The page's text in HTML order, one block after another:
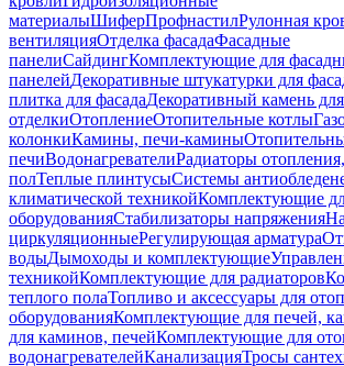
материалыШиферПрофнастилРулонная
вентиляцияОтделка фасадаФасадные
панелиСайдингКомплектующие для
панелейДекоративные штукатурки для
плитка для фасадаДекоративный камень
отделкиОтоплениеОтопительные котлы
колонкиКамины, печи-камины
печиВодонагревателиРадиаторы
полТеплые плинтусыСистемы
климатической техникойКомплектующие
оборудованияСтабилизаторы напряжения
циркуляционныеРегулирующая арматура
водыДымоходы и комплектующие
техникойКомплектующие для радиаторов
теплого полаТопливо и аксессуары для
оборудованияКомплектующие для печей,
для каминов, печейКомплектующие для
водонагревателейКанализацияТросы